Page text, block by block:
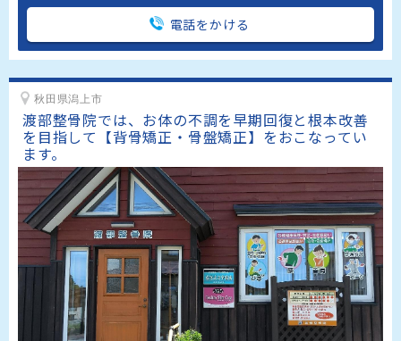
電話をかける
秋田県潟上市
渡部整骨院では、お体の不調を早期回復と根本改善
を目指して【背骨矯正・骨盤矯正】をおこなってい
ます。